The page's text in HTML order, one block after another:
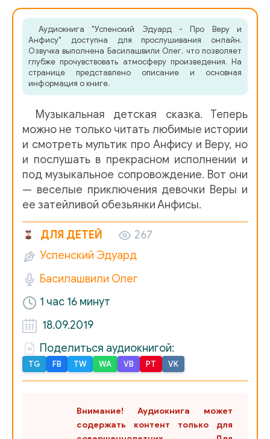
История 5
Аудиокнига "Успенский Эдуард - Про Веру и
Анфису" доступна для прослушивания онлайн.
Озвучка выполнена Басилашвили Олег, что позволяет
глубже прочувствовать атмосферу произведения. На
странице представлено описание и основная
информация о книге.
Музыкальная детская сказка. Теперь
можно не только читать любимые истории
и смотреть мультик про Анфису и Веру, но
и послушать в прекрасном исполнении и
под музыкальное сопровождение. Вот они
— веселые приключения девочки Веры и
ее затейливой обезьянки Анфисы.
ДЛЯ ДЕТЕЙ
267
Успенский Эдуард
Басилашвили Олег
1 час 16 минут
18.09.2019
Поделиться аудиокнигой:
TG FB TW WA VB PT VK
Внимание! Аудиокнига может
содержать контент только для